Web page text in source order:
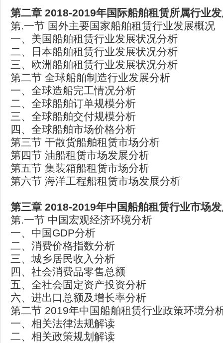
第二章 2018-2019年国际船舶租赁所属行业
第.一节 国外主要国家船舶租赁行业发展概况
一、美国船舶租赁行业发展状况分析
二、日本船舶租赁行业发展状况分析
三、欧洲船舶租赁行业发展状况分析
第二节 全球船舶制造行业发展分析
一、全球造船完工情况分析
二、全球船舶订单规模分析
三、全球船舶交付规模分析
四、全球船舶市场价格分析
第三节 干散货船舶租赁市场分析
第四节 油船租赁市场发展分析
第五节 集装箱船租赁市场分析
第六节 海洋工程船租赁市场发展分析
第三章 2018-2019年中国船舶租赁行业市场
第.一节 中国宏观经济环境分析
一、中国GDP分析
二、消费价格指数分析
三、城乡居民收入分析
四、社会消费品零售总额
五、全社会固定资产投资分析
六、进出口总额及增长率分析
第二节 2019年中国船舶租赁行业政策环境分
一、相关法律法规解读
二、相关政策规划解读